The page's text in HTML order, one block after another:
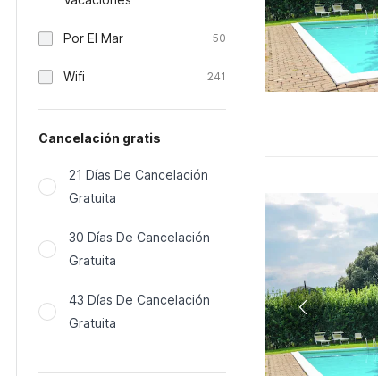
Por El Mar 50
Wifi 241
Cancelación gratis
21 Días De Cancelación
Gratuita
30 Días De Cancelación
Gratuita
43 Días De Cancelación
Gratuita